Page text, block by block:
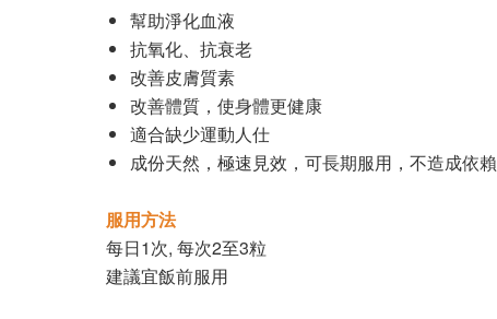
幫助淨化血液
抗氧化、抗衰老
改善皮膚質素
改善體質，使身體更健康
適合缺少運動人仕
成份天然，極速見效，可長期服用，不造成依賴
服用方法
每日1次, 每次2至3粒
建議宜飯前服用